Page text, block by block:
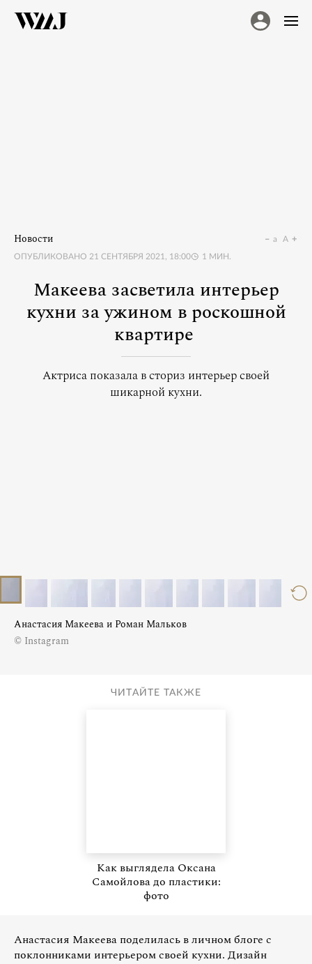
Новости
ОПУБЛИКОВАНО 21 СЕНТЯБРЯ 2021, 18:00 1 МИН.
a A
Макеева засветила интерьер
кухни за ужином в роскошной
квартире
Актриса показала в сториз интерьер своей
шикарной кухни.
Анастасия Макеева и Роман Мальков
© Instagram
ЧИТАЙТЕ ТАКЖЕ
Как выглядела Оксана
Самойлова до пластики:
фото
Анастасия Макеева поделилась в личном блоге с
поклонниками интерьером своей кухни. Дизайн